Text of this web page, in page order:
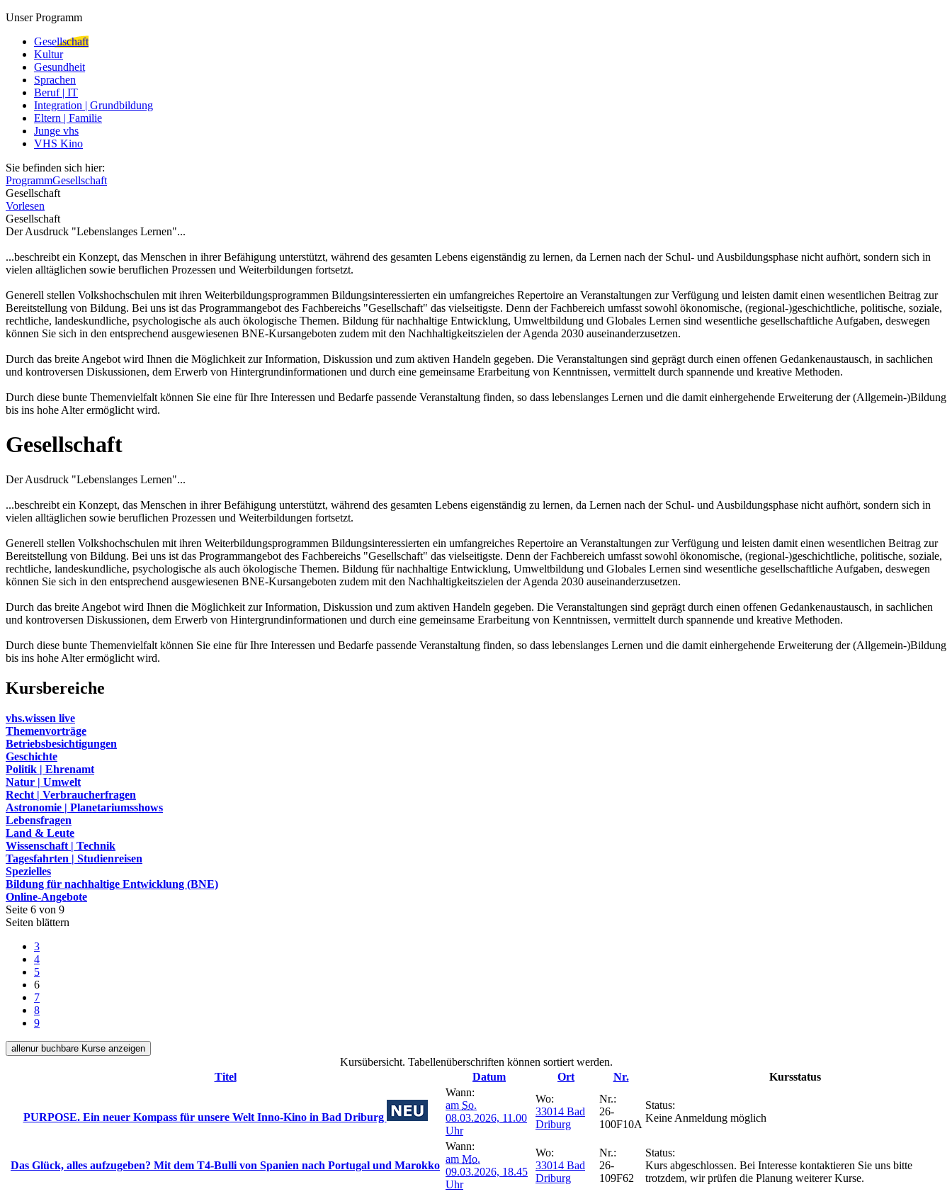
Unser Programm
Gesellschaft
Kultur
Gesundheit
Sprachen
Beruf | IT
Integration | Grundbildung
Eltern | Familie
Junge vhs
VHS Kino
Sie befinden sich hier:
ProgrammGesellschaft
Gesellschaft
Vorlesen
Gesellschaft
Der Ausdruck "Lebenslanges Lernen"...
...beschreibt ein Konzept, das Menschen in ihrer Befähigung unterstützt, während des gesamten Lebens eigenständig zu lernen, da Lernen nach der Schul- und Ausbildungsphase nicht aufhört, sondern sich in
vielen alltäglichen sowie beruflichen Prozessen und Weiterbildungen fortsetzt.
Generell stellen Volkshochschulen mit ihren Weiterbildungsprogrammen Bildungsinteressierten ein umfangreiches Repertoire an Veranstaltungen zur Verfügung und leisten damit einen wesentlichen Beitrag zur
Bereitstellung von Bildung. Bei uns ist das Programmangebot des Fachbereichs "Gesellschaft" das vielseitigste. Denn der Fachbereich umfasst sowohl ökonomische, (regional-)geschichtliche, politische, soziale,
rechtliche, landeskundliche, psychologische als auch ökologische Themen. Bildung für nachhaltige Entwicklung, Umweltbildung und Globales Lernen sind wesentliche gesellschaftliche Aufgaben, deswegen
können Sie sich in den entsprechend ausgewiesenen BNE-Kursangeboten zudem mit den Nachhaltigkeitszielen der Agenda 2030 auseinanderzusetzen.
Durch das breite Angebot wird Ihnen die Möglichkeit zur Information, Diskussion und zum aktiven Handeln gegeben. Die Veranstaltungen sind geprägt durch einen offenen Gedankenaustausch, in sachlichen
und kontroversen Diskussionen, dem Erwerb von Hintergrundinformationen und durch eine gemeinsame Erarbeitung von Kenntnissen, vermittelt durch spannende und kreative Methoden.
Durch diese bunte Themenvielfalt können Sie eine für Ihre Interessen und Bedarfe passende Veranstaltung finden, so dass lebenslanges Lernen und die damit einhergehende Erweiterung der (Allgemein-)Bildung
bis ins hohe Alter ermöglicht wird.
Gesellschaft
Der Ausdruck "Lebenslanges Lernen"...
...beschreibt ein Konzept, das Menschen in ihrer Befähigung unterstützt, während des gesamten Lebens eigenständig zu lernen, da Lernen nach der Schul- und Ausbildungsphase nicht aufhört, sondern sich in
vielen alltäglichen sowie beruflichen Prozessen und Weiterbildungen fortsetzt.
Generell stellen Volkshochschulen mit ihren Weiterbildungsprogrammen Bildungsinteressierten ein umfangreiches Repertoire an Veranstaltungen zur Verfügung und leisten damit einen wesentlichen Beitrag zur
Bereitstellung von Bildung. Bei uns ist das Programmangebot des Fachbereichs "Gesellschaft" das vielseitigste. Denn der Fachbereich umfasst sowohl ökonomische, (regional-)geschichtliche, politische, soziale,
rechtliche, landeskundliche, psychologische als auch ökologische Themen. Bildung für nachhaltige Entwicklung, Umweltbildung und Globales Lernen sind wesentliche gesellschaftliche Aufgaben, deswegen
können Sie sich in den entsprechend ausgewiesenen BNE-Kursangeboten zudem mit den Nachhaltigkeitszielen der Agenda 2030 auseinanderzusetzen.
Durch das breite Angebot wird Ihnen die Möglichkeit zur Information, Diskussion und zum aktiven Handeln gegeben. Die Veranstaltungen sind geprägt durch einen offenen Gedankenaustausch, in sachlichen
und kontroversen Diskussionen, dem Erwerb von Hintergrundinformationen und durch eine gemeinsame Erarbeitung von Kenntnissen, vermittelt durch spannende und kreative Methoden.
Durch diese bunte Themenvielfalt können Sie eine für Ihre Interessen und Bedarfe passende Veranstaltung finden, so dass lebenslanges Lernen und die damit einhergehende Erweiterung der (Allgemein-)Bildung
bis ins hohe Alter ermöglicht wird.
Kursbereiche
vhs.wissen live
Themenvorträge
Betriebsbesichtigungen
Geschichte
Politik | Ehrenamt
Natur | Umwelt
Recht | Verbraucherfragen
Astronomie | Planetariumsshows
Lebensfragen
Land & Leute
Wissenschaft | Technik
Tagesfahrten | Studienreisen
Spezielles
Bildung für nachhaltige Entwicklung (BNE)
Online-Angebote
Seite 6 von 9
Seiten blättern
3
4
5
6
7
8
9
allenur buchbare Kurse anzeigen
Kursübersicht. Tabellenüberschriften können sortiert werden.
Titel
Datum Ort Nr. Kursstatus
PURPOSE. Ein neuer Kompass für unsere Welt Inno-Kino in Bad Driburg
Wann:
am So.
08.03.2026, 11.00
Uhr
Wo:
33014 Bad
Driburg
Nr.:
26-
100F10A
Status:
Keine Anmeldung möglich
Das Glück, alles aufzugeben? Mit dem T4-Bulli von Spanien nach Portugal und Marokko
Wann:
am Mo.
09.03.2026, 18.45
Uhr
Wo:
33014 Bad
Driburg
Nr.:
26-
109F62
Status:
Kurs abgeschlossen. Bei Interesse kontaktieren Sie uns bitte
trotzdem, wir prüfen die Planung weiterer Kurse.